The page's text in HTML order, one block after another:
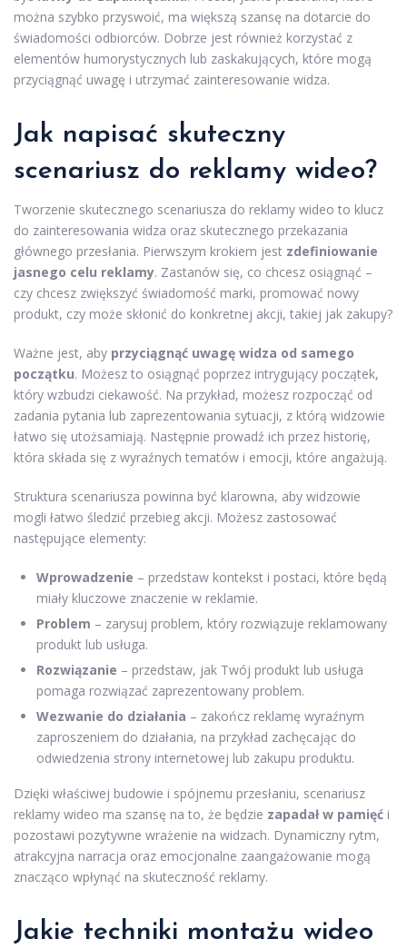
można szybko przyswoić, ma większą szansę na dotarcie do
świadomości odbiorców. Dobrze jest również korzystać z
elementów humorystycznych lub zaskakujących, które mogą
przyciągnąć uwagę i utrzymać zainteresowanie widza.
Jak napisać skuteczny
scenariusz do reklamy wideo?
Tworzenie skutecznego scenariusza do reklamy wideo to klucz
do zainteresowania widza oraz skutecznego przekazania
głównego przesłania. Pierwszym krokiem jest zdefiniowanie
jasnego celu reklamy. Zastanów się, co chcesz osiągnąć –
czy chcesz zwiększyć świadomość marki, promować nowy
produkt, czy może skłonić do konkretnej akcji, takiej jak zakupy?
Ważne jest, aby przyciągnąć uwagę widza od samego
początku. Możesz to osiągnąć poprzez intrygujący początek,
który wzbudzi ciekawość. Na przykład, możesz rozpocząć od
zadania pytania lub zaprezentowania sytuacji, z którą widzowie
łatwo się utożsamiają. Następnie prowadź ich przez historię,
która składa się z wyraźnych tematów i emocji, które angażują.
Struktura scenariusza powinna być klarowna, aby widzowie
mogli łatwo śledzić przebieg akcji. Możesz zastosować
następujące elementy:
Wprowadzenie – przedstaw kontekst i postaci, które będą
miały kluczowe znaczenie w reklamie.
Problem – zarysuj problem, który rozwiązuje reklamowany
produkt lub usługa.
Rozwiązanie – przedstaw, jak Twój produkt lub usługa
pomaga rozwiązać zaprezentowany problem.
Wezwanie do działania – zakończ reklamę wyraźnym
zaproszeniem do działania, na przykład zachęcając do
odwiedzenia strony internetowej lub zakupu produktu.
Dzięki właściwej budowie i spójnemu przesłaniu, scenariusz
reklamy wideo ma szansę na to, że będzie zapadał w pamięć i
pozostawi pozytywne wrażenie na widzach. Dynamiczny rytm,
atrakcyjna narracja oraz emocjonalne zaangażowanie mogą
znacząco wpłynąć na skuteczność reklamy.
Jakie techniki montażu wideo